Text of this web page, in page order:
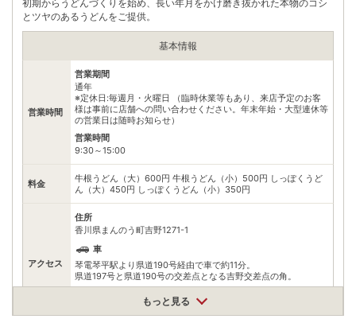
初期からうどんづくりを始め、長い年月をかけ磨き抜かれた本物のコシ
とツヤのあるうどんをご提供。
基本情報
営業時間
営業期間
通年
※定休日:毎週月・火曜日 （臨時休業等もあり、来店予定のお客
様は事前に店舗への問い合わせください。年末年始・大型連休等
の営業日は随時お知らせ）
営業時間
9:30～15:00
料金
牛根うどん（大）600円 牛根うどん（小）500円 しっぽくうど
ん（大）450円 しっぽくうどん（小）350円
アクセス
住所
香川県まんのう町吉野1271-1
車
琴電琴平駅より県道190号経由で車で約11分。
県道197号と県道190号の交差点となる吉野交差点の角。
琴電琴平駅よりバスで約15分。
もっと見る